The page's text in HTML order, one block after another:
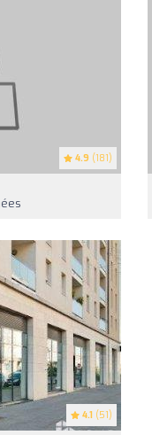
4.9 (181)
4.1 (51)